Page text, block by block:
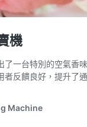
機
了一台特別的空氣香
反饋良好，提升了
Machine